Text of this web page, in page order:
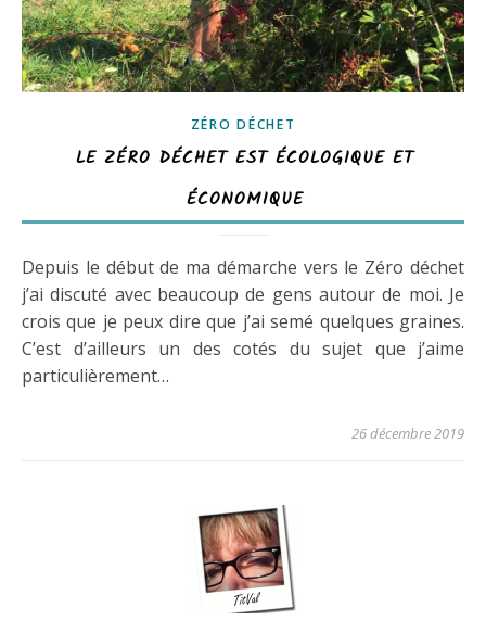
ZÉRO DÉCHET
LE ZÉRO DÉCHET EST ÉCOLOGIQUE ET
ÉCONOMIQUE
Depuis le début de ma démarche vers le Zéro déchet
j’ai discuté avec beaucoup de gens autour de moi. Je
crois que je peux dire que j’ai semé quelques graines.
C’est d’ailleurs un des cotés du sujet que j’aime
particulièrement…
26 décembre 2019